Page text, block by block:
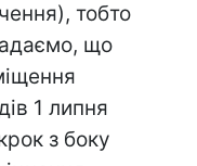
тобто
що
1 липня
з боку